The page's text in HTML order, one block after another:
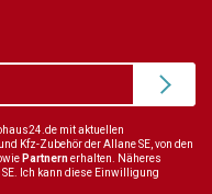
mit aktuellen
Kfz-Zubehör der Allane SE, von den
Partnernerhalten. Näheres
Ich kann diese Einwilligung